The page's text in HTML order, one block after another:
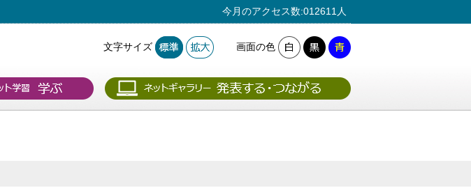
今月のアクセス数:012611人
文字サイズ 画面の色